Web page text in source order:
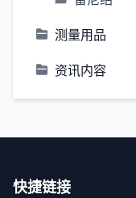
测量用品
资讯内容
快捷链接